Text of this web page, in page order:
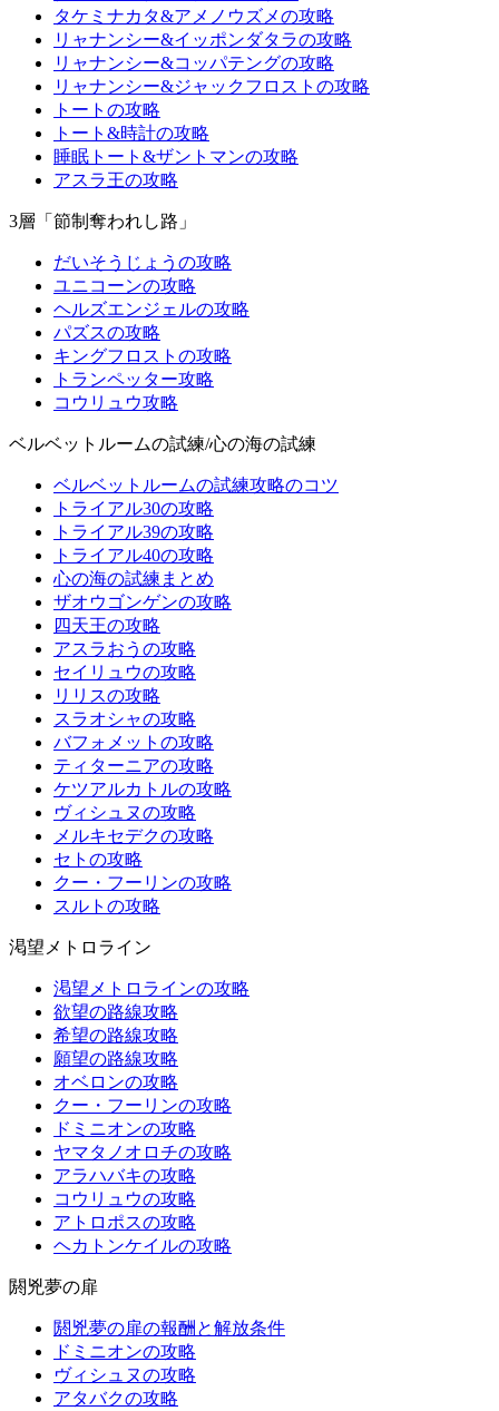
タケミナカタ&アメノウズメの攻略
リャナンシー&イッポンダタラの攻略
リャナンシー&コッパテングの攻略
リャナンシー&ジャックフロストの攻略
トートの攻略
トート&時計の攻略
睡眠トート&ザントマンの攻略
アスラ王の攻略
3層「節制奪われし路」
だいそうじょうの攻略
ユニコーンの攻略
ヘルズエンジェルの攻略
パズスの攻略
キングフロストの攻略
トランペッター攻略
コウリュウ攻略
ベルベットルームの試練/心の海の試練
ベルベットルームの試練攻略のコツ
トライアル30の攻略
トライアル39の攻略
トライアル40の攻略
心の海の試練まとめ
ザオウゴンゲンの攻略
四天王の攻略
アスラおうの攻略
セイリュウの攻略
リリスの攻略
スラオシャの攻略
バフォメットの攻略
ティターニアの攻略
ケツアルカトルの攻略
ヴィシュヌの攻略
メルキセデクの攻略
セトの攻略
クー・フーリンの攻略
スルトの攻略
渇望メトロライン
渇望メトロラインの攻略
欲望の路線攻略
希望の路線攻略
願望の路線攻略
オベロンの攻略
クー・フーリンの攻略
ドミニオンの攻略
ヤマタノオロチの攻略
アラハバキの攻略
コウリュウの攻略
アトロポスの攻略
ヘカトンケイルの攻略
閼兇夢の扉
閼兇夢の扉の報酬と解放条件
ドミニオンの攻略
ヴィシュヌの攻略
アタバクの攻略